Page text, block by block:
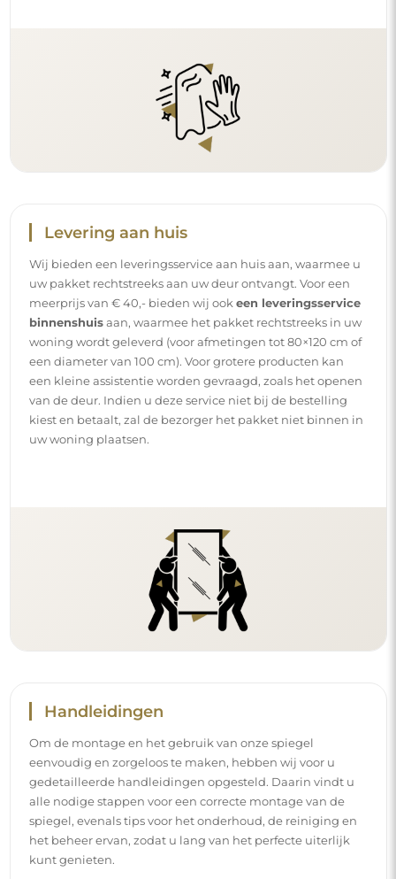
kiest en betaalt, zal de bezorger het pakket niet binnen in
Handleidingen
Om de montage en het gebruik van onze spiegel
eenvoudig en zorgeloos te maken, hebben wij voor u
gedetailleerde handleidingen opgesteld. Daarin vindt u
alle nodige stappen voor een correcte montage van de
Bekijk de montage- en gebruikshandleidingen.
Volg ons en blijf op de hoogte
Blijf op de hoogte van ons nieuws, inspiraties en
promoties, ontdek de nieuwste interieurtrends en vind
ideeën voor mooie interieurs. Sluit u aan bij onze